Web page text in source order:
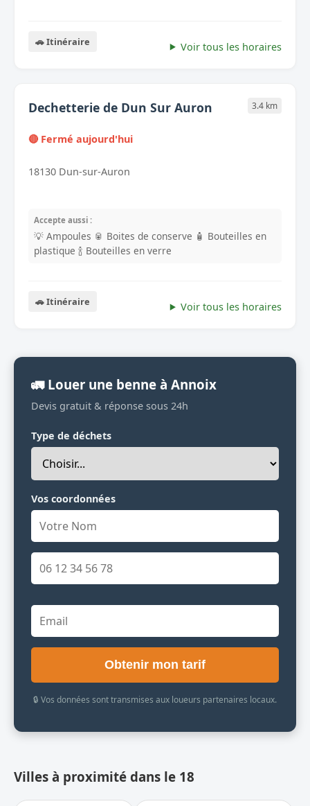
🚗 Itinéraire Voir tous les horaires
Dechetterie de Dun Sur Auron 3.4 km
🔴 Fermé aujourd'hui
18130 Dun-sur-Auron
Accepte aussi :
💡 Ampoules 🥫 Boites de conserve 🧴 Bouteilles en
plastique 🍾 Bouteilles en verre
🚗 Itinéraire Voir tous les horaires
🚛 Louer une benne à Annoix
Devis gratuit & réponse sous 24h
Type de déchets
Vos coordonnées
Obtenir mon tarif
🔒 Vos données sont transmises aux loueurs partenaires locaux.
Villes à proximité dans le 18